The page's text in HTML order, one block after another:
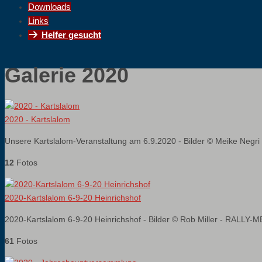
Downloads
Links
Helfer gesucht
Galerie 2020
2020 - Kartslalom
Unsere Kartslalom-Veranstaltung am 6.9.2020 - Bilder © Meike Negri
12 Fotos
2020-Kartslalom 6-9-20 Heinrichshof
2020-Kartslalom 6-9-20 Heinrichshof - Bilder © Rob Miller - RALLY-
61 Fotos